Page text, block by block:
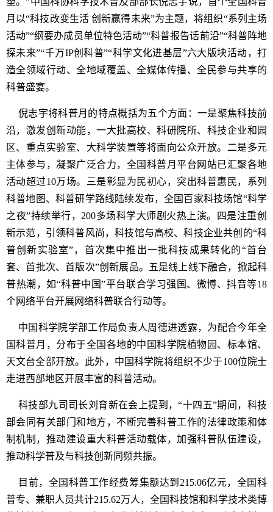
月以“科技改变生活 创新赢得未来”为主题，将组织“系列主场
活动”“纲要办成员单位特色活动”“科普报告话前沿”“科普阵地
探未来”“千万IP创科普”“科学文化进基层”六大版块活动，打
造全领域行动、全地域覆盖、全媒体传播、全民参与共享的
科普盛宴。
倪志宇将科普月的特点概括为五个方面：一是聚焦科技前
沿，激发创新动能，一大批高校、科研院所、科技企业和园
区、重点实验室、大科学装置等将面向公众开放。二是多元
主体参与，凝聚广泛合力，全国科普月平台网站已汇聚各地
活动超过10万场。三是彰显为民初心，突出科普惠民，系列
科普地图、科普研学路线陆续发布，全国百家科技场馆“科学
之夜”持续举行，200多场科学大师剧火热上演。四是注重创
新示范，引领科普风尚，科技馆与高校、科技企业共创的“科
普创新实验室”，首次集中推出一批科技成果转化的“首台
套、首批次、首版次”创新展品。五是线上线下融合，掀起科
普热潮，如“科普中国”平台联合学习强国、微博、抖音等18
个网络平台开展网络科普联合行动等。
中国科学院学部工作局负责人周德进透露，为配合今年全
国科普月，分布于全国各地的中国科学院植物园、标本馆、
天文台全部开放。此外，中国科学院将组织不少于100位院士
走进西部地区开展丰富的科普活动。
科技部九司司长刘育新在会上提到，“十四五”期间，科技
部会同有关部门和地方，不断完善科普工作的法律政策和体
制机制，推动建设重大科普活动载体，加强科普队伍建设，
推动科学普及与科技创新同频共振。
目前，全国科普工作经费筹集额达到215.06亿元，全国科
普专、兼职人员共计215.62万人，全国科技馆和科学技术类博